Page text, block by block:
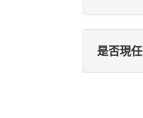
是否現任